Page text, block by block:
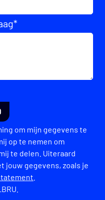
*
om mijn gegevens te
op te nemen om
te delen. Uiteraard
jouw gegevens, zoals je